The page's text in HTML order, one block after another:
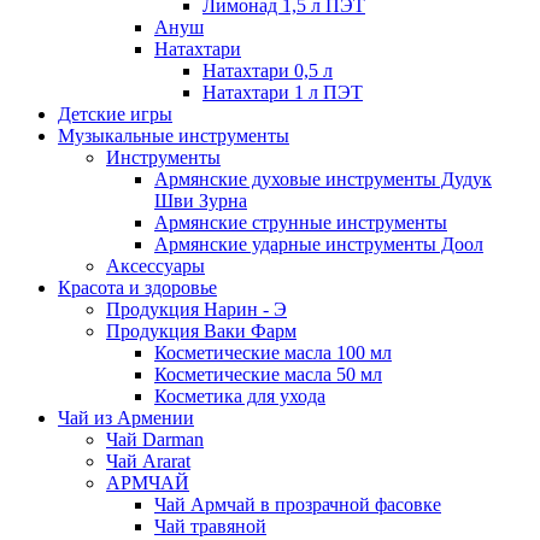
Лимонад 1,5 л ПЭТ
Ануш
Натахтари
Натахтари 0,5 л
Натахтари 1 л ПЭТ
Детские игры
Музыкальные инструменты
Инструменты
Армянские духовые инструменты Дудук
Шви Зурна
Армянские струнные инструменты
Армянские ударные инструменты Доол
Аксессуары
Красота и здоровье
Продукция Нарин - Э
Продукция Ваки Фарм
Косметические масла 100 мл
Косметические масла 50 мл
Косметика для ухода
Чай из Армении
Чай Darman
Чай Ararat
АРМЧАЙ
Чай Армчай в прозрачной фасовке
Чай травяной